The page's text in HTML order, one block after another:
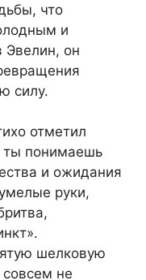
что
и
Эвелин, он
силу.
отметил
понимаешь
и ожидания
руки,
шелковую
не